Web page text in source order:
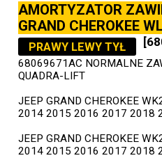
AMORTYZATOR
GRAND CHEROKEE
PRAWY LEWY TYŁ
68069671AC NORMALNE
QUADRA-LIFT
JEEP GRAND CHEROKEE
2014 2015 2016 2017 2018
JEEP GRAND CHEROKEE
2014 2015 2016 2017 2018